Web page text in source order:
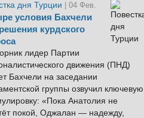
дня Турции
| 04 Фев.
условия Бахчели
курдского
лидер Партии
движения (ПНД)
Бахчели на заседании
группы озвучил ключевую
«Пока Анатолия не
покой, Оджалан — надежду,